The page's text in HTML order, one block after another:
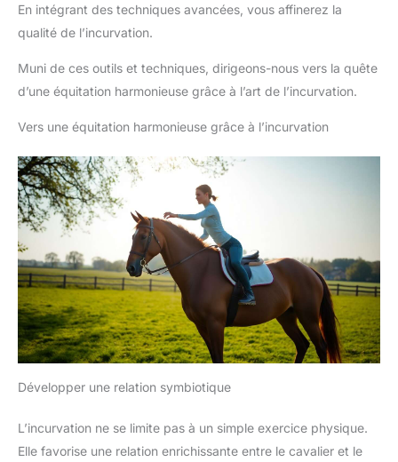
En intégrant des techniques avancées, vous affinerez la
qualité de l’incurvation.
Muni de ces outils et techniques, dirigeons-nous vers la quête
d’une équitation harmonieuse grâce à l’art de l’incurvation.
Vers une équitation harmonieuse grâce à l’incurvation
Développer une relation symbiotique
L’incurvation ne se limite pas à un simple exercice physique.
Elle favorise une relation enrichissante entre le cavalier et le